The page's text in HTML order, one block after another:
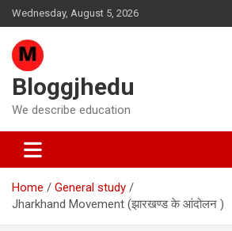
Skip
to
content
Wednesday, August 5, 2026
Bloggjhedu
We describe education
Home
General study
Jharkhand Movement (झारखण्ड के आंदोलन )